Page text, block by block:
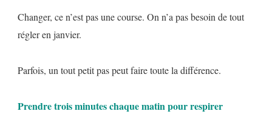
Changer, ce n’est pas une course. On n’a pas besoin de tout
régler en janvier.
Parfois, un tout petit pas peut faire toute la différence.
Prendre trois minutes chaque matin pour respirer